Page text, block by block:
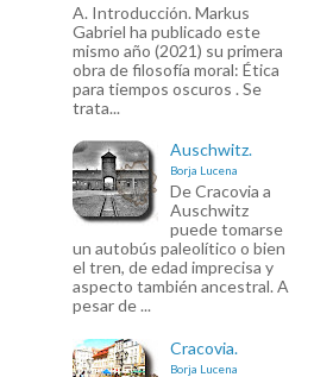
A. Introducción. Markus
Gabriel ha publicado este
mismo año (2021) su primera
obra de filosofía moral: Ética
para tiempos oscuros . Se
trata...
Auschwitz.
Borja Lucena
De Cracovia a
Auschwitz
puede tomarse
un autobús paleolítico o bien
el tren, de edad imprecisa y
aspecto también ancestral. A
pesar de ...
Cracovia.
Borja Lucena